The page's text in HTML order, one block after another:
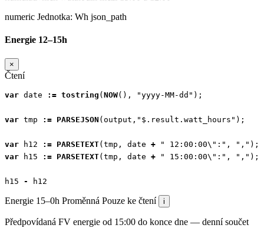
numeric Jednotka: Wh json_path
Energie 12–15h
×
Čtení
var date := tostring ( NOW(), "yyyy-MM-dd" );
var tmp := PARSEJSON ( output , "$.result.watt_hours" );
var h12 := PARSETEXT( tmp , date + " 12:00:00\":" , "," );
var
h15 := PARSETEXT( tmp , date + " 15:00:00\":" , "," );
h15 - h12
Energie 15–0h Proměnná Pouze ke čtení i
Předpovídaná FV energie od 15:00 do konce dne — denní součet